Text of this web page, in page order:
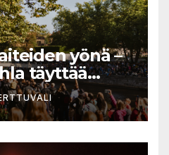
yönä –
täyttää